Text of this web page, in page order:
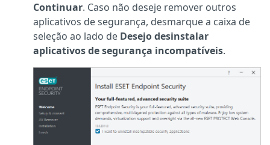
Continuar. Caso não deseje remover outros
aplicativos de segurança, desmarque a caixa de
seleção ao lado de Desejo desinstalar
aplicativos de segurança incompatíveis.